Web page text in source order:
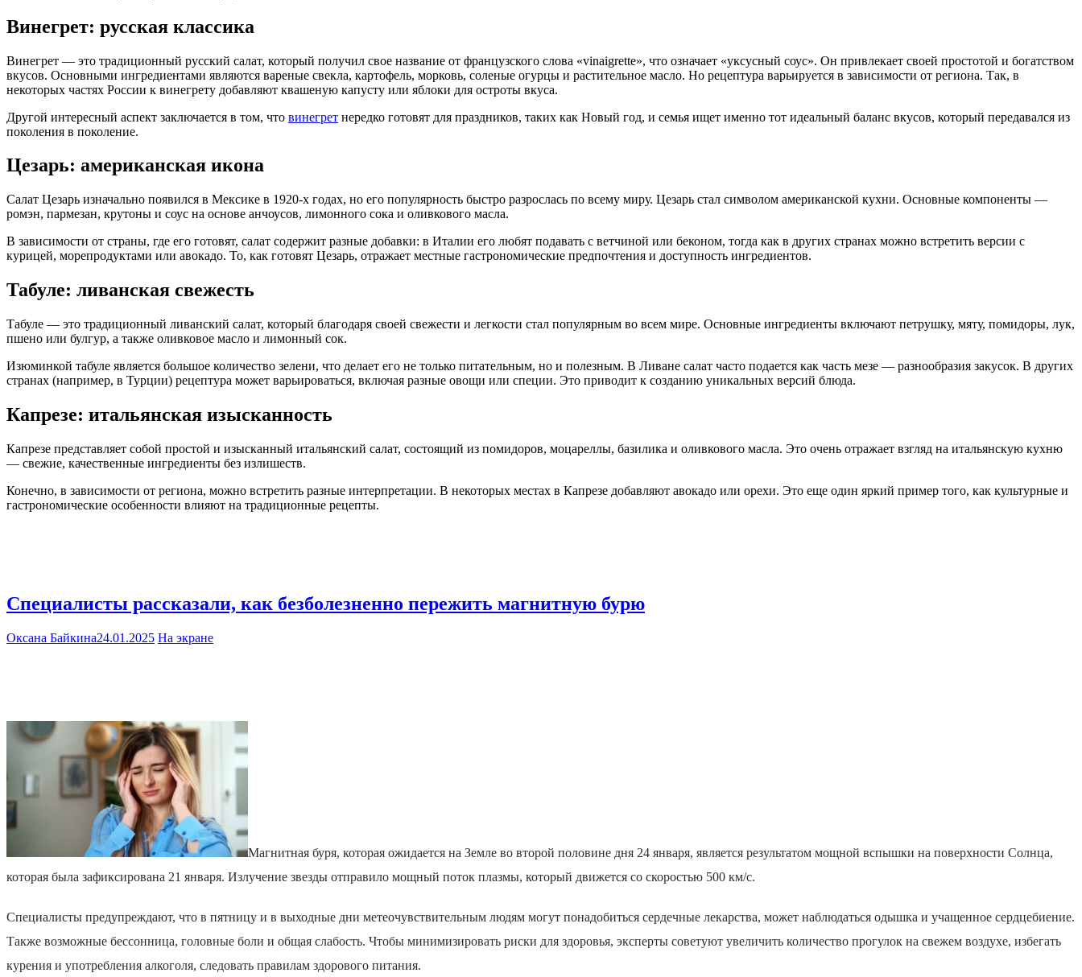
Винегрет: русская классика
Винегрет — это традиционный русский салат, который получил свое название от французского слова «vinaigrette», что означает «уксусный соус». Он привлекает своей простотой и богатством
вкусов. Основными ингредиентами являются вареные свекла, картофель, морковь, соленые огурцы и растительное масло. Но рецептура варьируется в зависимости от региона. Так, в
некоторых частях России к винегрету добавляют квашеную капусту или яблоки для остроты вкуса.
Другой интересный аспект заключается в том, что винегрет нередко готовят для праздников, таких как Новый год, и семья ищет именно тот идеальный баланс вкусов, который передавался из
поколения в поколение.
Цезарь: американская икона
Салат Цезарь изначально появился в Мексике в 1920-х годах, но его популярность быстро разрослась по всему миру. Цезарь стал символом американской кухни. Основные компоненты —
ромэн, пармезан, крутоны и соус на основе анчоусов, лимонного сока и оливкового масла.
В зависимости от страны, где его готовят, салат содержит разные добавки: в Италии его любят подавать с ветчиной или беконом, тогда как в других странах можно встретить версии с
курицей, морепродуктами или авокадо. То, как готовят Цезарь, отражает местные гастрономические предпочтения и доступность ингредиентов.
Табуле: ливанская свежесть
Табуле — это традиционный ливанский салат, который благодаря своей свежести и легкости стал популярным во всем мире. Основные ингредиенты включают петрушку, мяту, помидоры, лук,
пшено или булгур, а также оливковое масло и лимонный сок.
Изюминкой табуле является большое количество зелени, что делает его не только питательным, но и полезным. В Ливане салат часто подается как часть мезе — разнообразия закусок. В других
странах (например, в Турции) рецептура может варьироваться, включая разные овощи или специи. Это приводит к созданию уникальных версий блюда.
Капрезе: итальянская изысканность
Капрезе представляет собой простой и изысканный итальянский салат, состоящий из помидоров, моцареллы, базилика и оливкового масла. Это очень отражает взгляд на итальянскую кухню
— свежие, качественные ингредиенты без излишеств.
Конечно, в зависимости от региона, можно встретить разные интерпретации. В некоторых местах в Капрезе добавляют авокадо или орехи. Это еще один яркий пример того, как культурные и
гастрономические особенности влияют на традиционные рецепты.
Специалисты рассказали, как безболезненно пережить магнитную бурю
Оксана Байкина24.01.2025 На экране
Магнитная буря, которая ожидается на Земле во второй половине дня 24 января, является результатом мощной вспышки на поверхности Солнца,
которая была зафиксирована 21 января. Излучение звезды отправило мощный поток плазмы, который движется со скоростью 500 км/с.
Специалисты предупреждают, что в пятницу и в выходные дни метеочувствительным людям могут понадобиться сердечные лекарства, может наблюдаться одышка и учащенное сердцебиение.
Также возможные бессонница, головные боли и общая слабость. Чтобы минимизировать риски для здоровья, эксперты советуют увеличить количество прогулок на свежем воздухе, избегать
курения и употребления алкоголя, следовать правилам здорового питания.